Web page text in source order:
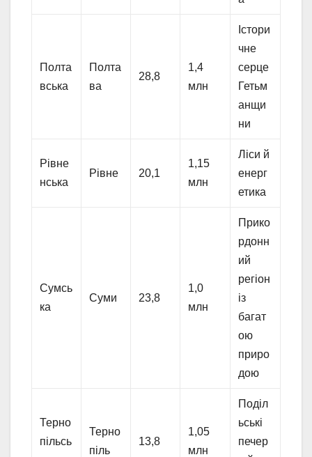
Полта
вська
Полта
ва
28,8
1,4
млн
Істори
чне
серце
Гетьм
анщи
ни
Рівне
нська
Рівне 20,1
1,15
млн
Ліси й
енерг
етика
Сумсь
ка
Суми 23,8
1,0
млн
Прико
рдонн
ий
регіон
із
багат
ою
приро
дою
Терно
пільсь
Терно
піль
13,8
1,05
млн
Поділ
ьські
печер